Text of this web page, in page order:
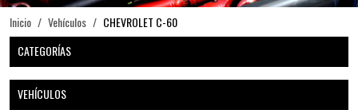
Inicio Vehículos
CHEVROLET C-60
CATEGORÍAS
VEHÍCULOS